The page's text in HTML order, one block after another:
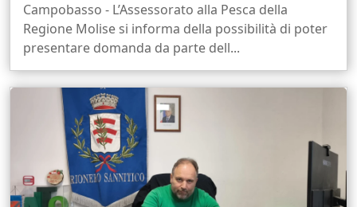
Campobasso - L’Assessorato alla Pesca della
Regione Molise si informa della possibilità di poter
presentare domanda da parte dell...